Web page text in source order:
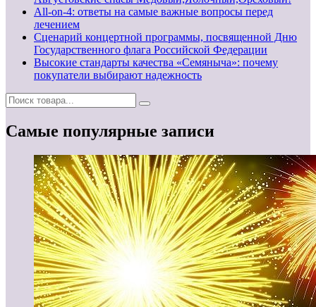
All-on-4: ответы на самые важные вопросы перед
лечением
Сценарий концертной программы, посвященной Дню
Государственного флага Российской Федерации
Высокие стандарты качества «Семяныча»: почему
покупатели выбирают надежность
Самые популярные записи